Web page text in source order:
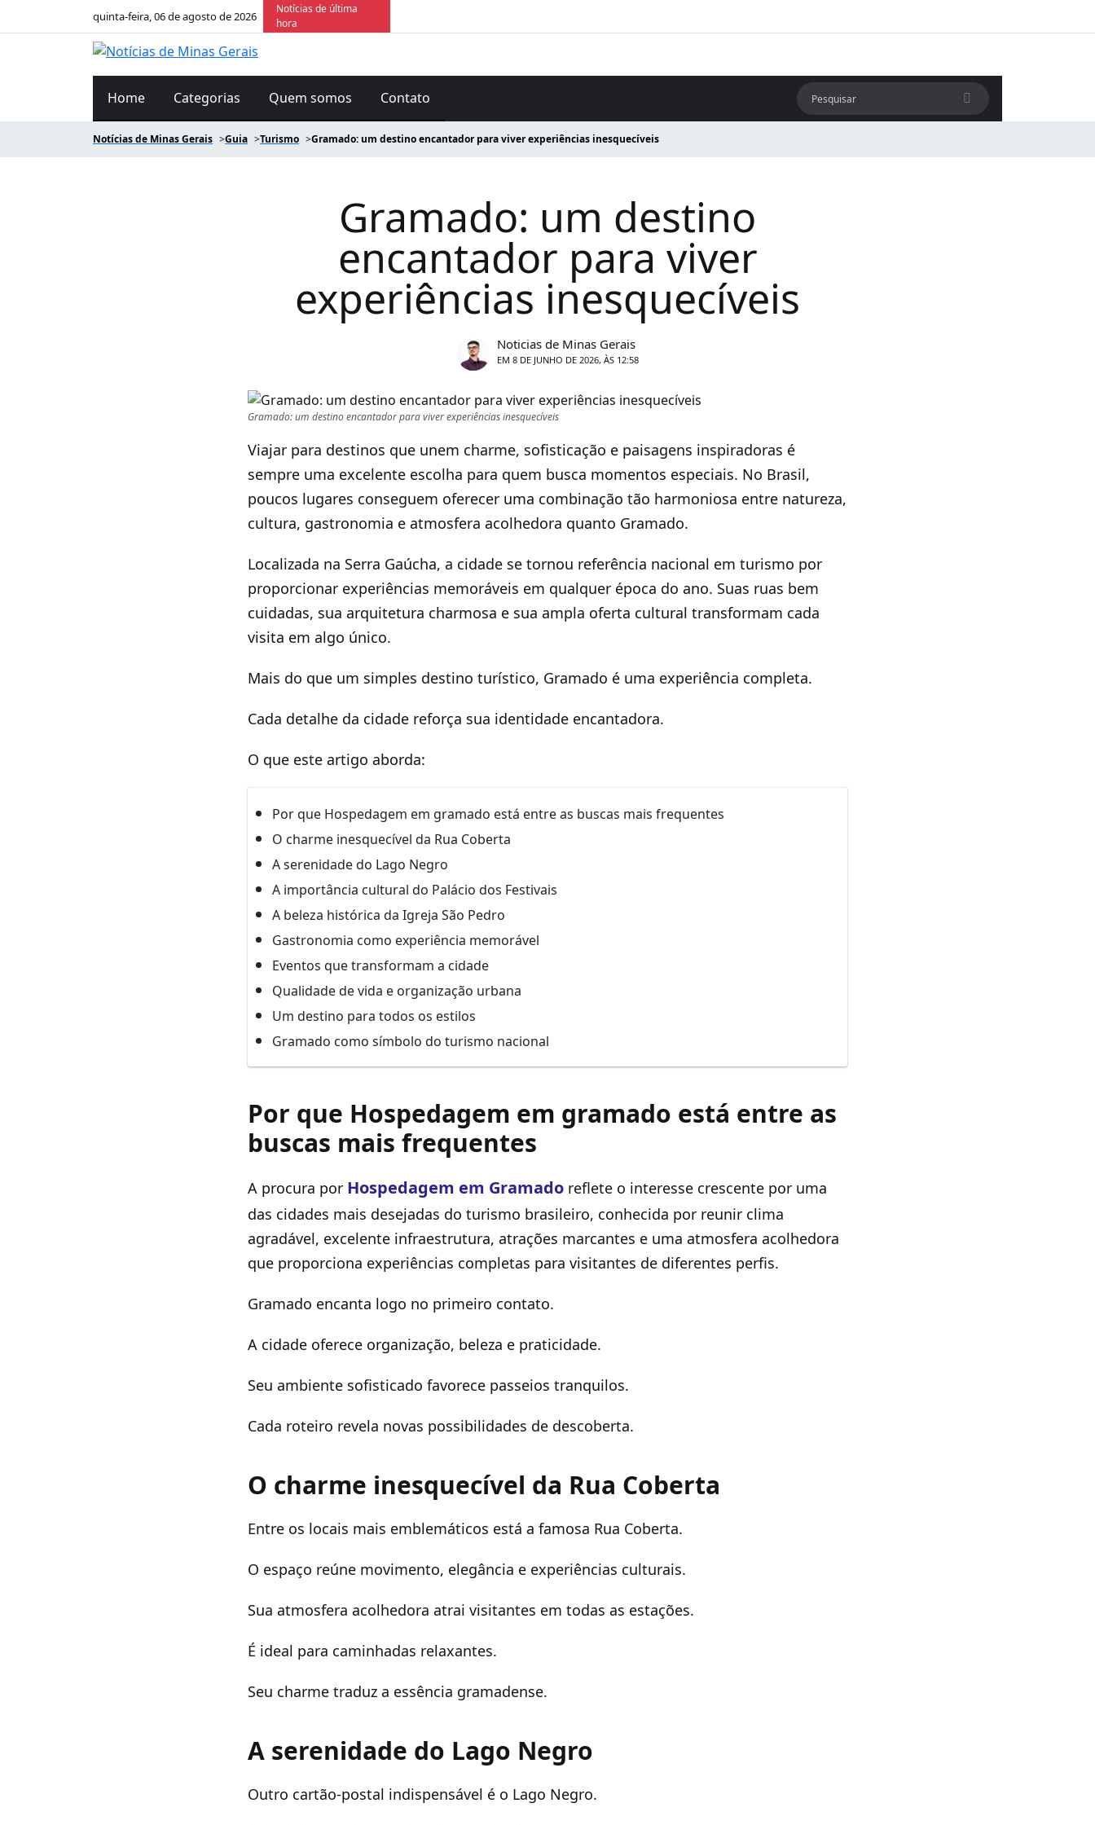
quinta-feira, 06 de agosto de 2026
Notícias de última
hora
Home Categorias Quem somos Contato
Notícias de Minas Gerais Guia Turismo Gramado: um destino encantador para viver experiências inesquecíveis
Gramado: um destino
encantador para viver
experiências inesquecíveis
Noticias de Minas Gerais
EM 8 DE JUNHO DE 2026, ÀS 12:58
Gramado: um destino encantador para viver experiências inesquecíveis
Viajar para destinos que unem charme, sofisticação e paisagens inspiradoras é
sempre uma excelente escolha para quem busca momentos especiais. No Brasil,
poucos lugares conseguem oferecer uma combinação tão harmoniosa entre natureza,
cultura, gastronomia e atmosfera acolhedora quanto Gramado.
Localizada na Serra Gaúcha, a cidade se tornou referência nacional em turismo por
proporcionar experiências memoráveis em qualquer época do ano. Suas ruas bem
cuidadas, sua arquitetura charmosa e sua ampla oferta cultural transformam cada
visita em algo único.
Mais do que um simples destino turístico, Gramado é uma experiência completa.
Cada detalhe da cidade reforça sua identidade encantadora.
O que este artigo aborda:
Por que Hospedagem em gramado está entre as buscas mais frequentes
O charme inesquecível da Rua Coberta
A serenidade do Lago Negro
A importância cultural do Palácio dos Festivais
A beleza histórica da Igreja São Pedro
Gastronomia como experiência memorável
Eventos que transformam a cidade
Qualidade de vida e organização urbana
Um destino para todos os estilos
Gramado como símbolo do turismo nacional
Por que Hospedagem em gramado está entre as
buscas mais frequentes
A procura por Hospedagem em Gramado reflete o interesse crescente por uma
das cidades mais desejadas do turismo brasileiro, conhecida por reunir clima
agradável, excelente infraestrutura, atrações marcantes e uma atmosfera acolhedora
que proporciona experiências completas para visitantes de diferentes perfis.
Gramado encanta logo no primeiro contato.
A cidade oferece organização, beleza e praticidade.
Seu ambiente sofisticado favorece passeios tranquilos.
Cada roteiro revela novas possibilidades de descoberta.
O charme inesquecível da Rua Coberta
Entre os locais mais emblemáticos está a famosa Rua Coberta.
O espaço reúne movimento, elegância e experiências culturais.
Sua atmosfera acolhedora atrai visitantes em todas as estações.
É ideal para caminhadas relaxantes.
Seu charme traduz a essência gramadense.
A serenidade do Lago Negro
Outro cartão-postal indispensável é o Lago Negro.